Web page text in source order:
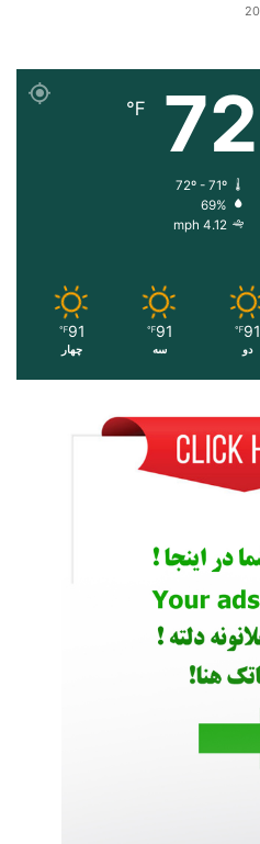
72
℉
72º - 71º
69%
4.12 mph
91
℉
دو
91
℉
سه
91
℉
چهار